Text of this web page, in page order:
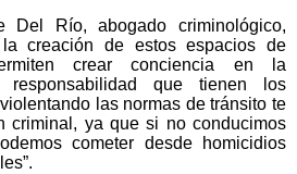
Del Río, abogado criminológico,
creación de estos espacios de
crear conciencia en la
que tienen los
las normas de tránsito te
criminal, ya que si no conducimos
cometer desde homicidios